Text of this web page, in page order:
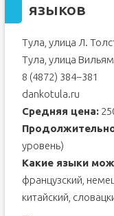
языков
Тула, улица Л.
Тула, улица
8 (4872) 384−381
dankotula.ru
Средняя цена:
уровень)
Какие языки
французский,
китайский,